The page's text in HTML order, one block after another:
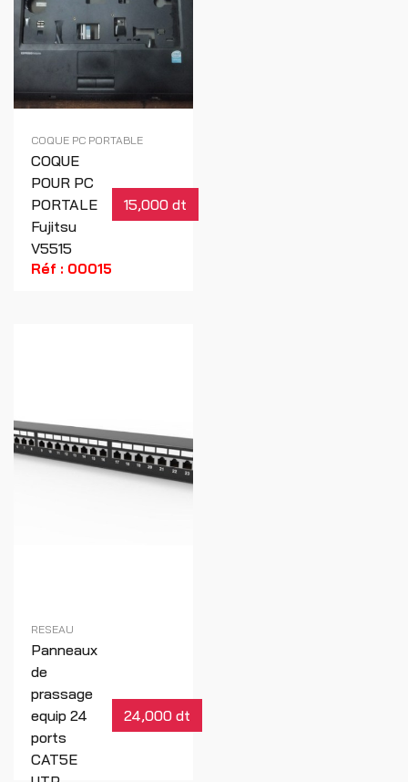
COQUE PC PORTABLE
COQUE
POUR PC
PORTALE
Fujitsu
V5515
15,000 dt
Réf : 00015
RESEAU
Panneaux
de
prassage
equip 24
ports
CAT5E
24,000 dt